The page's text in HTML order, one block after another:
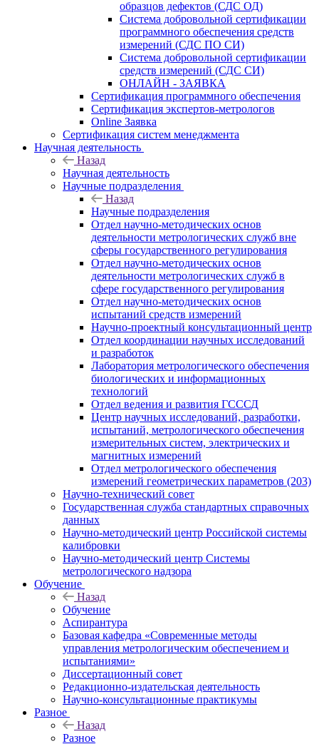
образцов дефектов (СДС ОД)
Система добровольной сертификации
программного обеспечения средств
измерений (СДС ПО СИ)
Система добровольной сертификации
средств измерений (СДС СИ)
ОНЛАЙН - ЗАЯВКА
Сертификация программного обеспечения
Сертификация экспертов-метрологов
Online Заявка
Сертификация систем менеджмента
Научная деятельность
Назад
Научная деятельность
Научные подразделения
Назад
Научные подразделения
Отдел научно-методических основ
деятельности метрологических служб вне
сферы государственного регулирования
Отдел научно-методических основ
деятельности метрологических служб в
сфере государственного регулирования
Отдел научно-методических основ
испытаний средств измерений
Научно-проектный консультационный центр
Отдел координации научных исследований
и разработок
Лаборатория метрологического обеспечения
биологических и информационных
технологий
Отдел ведения и развития ГСССД
Центр научных исследований, разработки,
испытаний, метрологического обеспечения
измерительных систем, электрических и
магнитных измерений
Отдел метрологического обеспечения
измерений геометрических параметров (203)
Научно-технический совет
Государственная служба стандартных справочных
данных
Научно-методический центр Российской системы
калибровки
Научно-методический центр Системы
метрологического надзора
Обучение
Назад
Обучение
Аспирантура
Базовая кафедра «Современные методы
управления метрологическим обеспечением и
испытаниями»
Диссертационный совет
Редакционно-издательская деятельность
Научно-консультационные практикумы
Разное
Назад
Разное